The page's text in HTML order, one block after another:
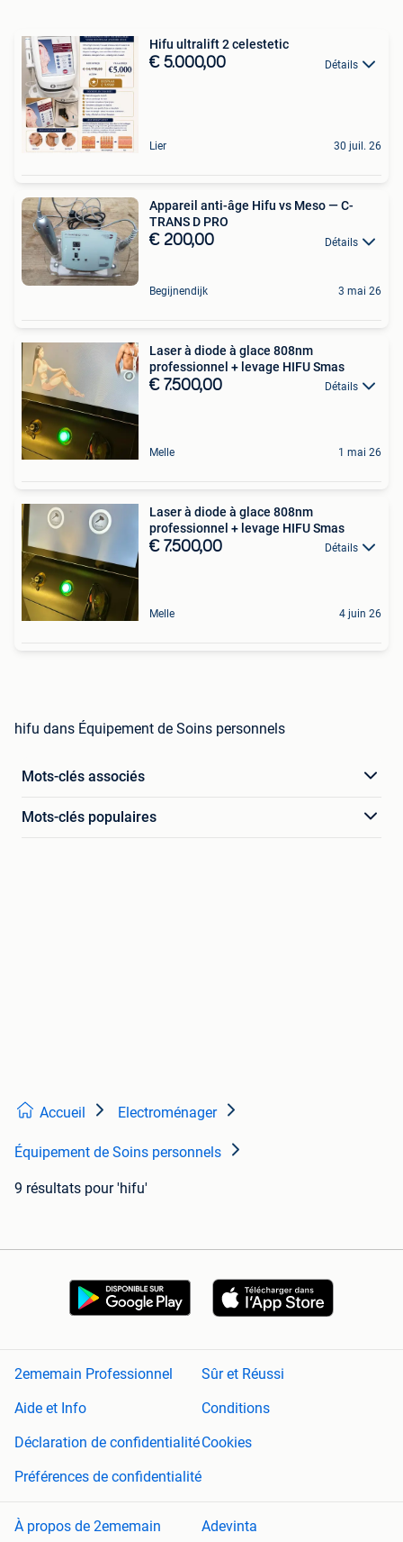
Hifu ultralift 2 celestetic
€ 5.000,00 Détails
Lier 30 juil. 26
Appareil anti-âge Hifu vs Meso — C-
TRANS D PRO
€ 200,00 Détails
Begijnendijk 3 mai 26
Laser à diode à glace 808nm
professionnel + levage HIFU Smas
€ 7.500,00 Détails
Melle 1 mai 26
Laser à diode à glace 808nm
professionnel + levage HIFU Smas
€ 7.500,00 Détails
Melle 4 juin 26
hifu dans Équipement de Soins personnels
Mots-clés associés
Mots-clés populaires
Accueil Electroménager
Équipement de Soins personnels
9 résultats pour 'hifu'
2ememain Professionnel
Sûr et Réussi
Aide et Info
Conditions
Déclaration de confidentialitéCookies
Préférences de confidentialité
À propos de 2ememain Adevinta